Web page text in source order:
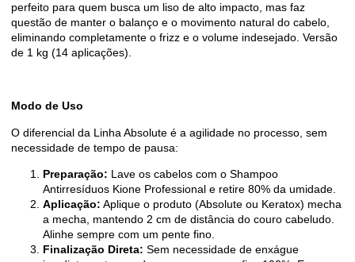
perfeito para quem busca um liso de alto impacto, mas faz
questão de manter o balanço e o movimento natural do cabelo,
eliminando completamente o frizz e o volume indesejado. Versão
de 1 kg (14 aplicações).
Modo de Uso
O diferencial da Linha Absolute é a agilidade no processo, sem
necessidade de tempo de pausa:
Preparação: Lave os cabelos com o Shampoo
Antirresíduos Kione Professional e retire 80% da umidade.
Aplicação: Aplique o produto (Absolute ou Keratox) mecha
a mecha, mantendo 2 cm de distância do couro cabeludo.
Alinhe sempre com um pente fino.
Finalização Direta: Sem necessidade de enxágue